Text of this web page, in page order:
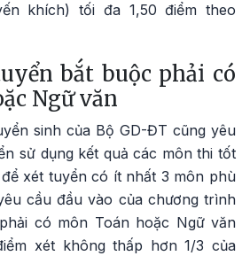
khích) tối đa 1,50 điểm theo
bắt buộc phải có
Ngữ văn
sinh của Bộ GD-ĐT cũng yêu
sử dụng kết quả các môn thi tốt
xét tuyển có ít nhất 3 môn phù
cầu đầu vào của chương trình
có môn Toán hoặc Ngữ văn
xét không thấp hơn 1/3 của